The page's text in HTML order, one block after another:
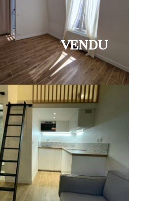
VENDU